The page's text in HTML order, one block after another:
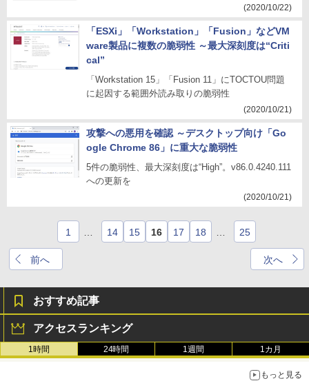
(2020/10/22)
「ESXi」「Workstation」「Fusion」などVM
ware製品に複数の脆弱性 ～最大深刻度は“Criti
cal”
「Workstation 15」「Fusion 11」にTOCTOU問題
に起因する範囲外読み取りの脆弱性
(2020/10/21)
攻撃への悪用を確認 ～デスクトップ向け「Go
ogle Chrome 86」に重大な脆弱性
5件の脆弱性、最大深刻度は“High”。v86.0.4240.111
への更新を
(2020/10/21)
前へ
1 14 15 16 17 18 25
次へ
おすすめ記事
アクセスランキング
1時間 24時間 1週間 1カ月
もっと見る